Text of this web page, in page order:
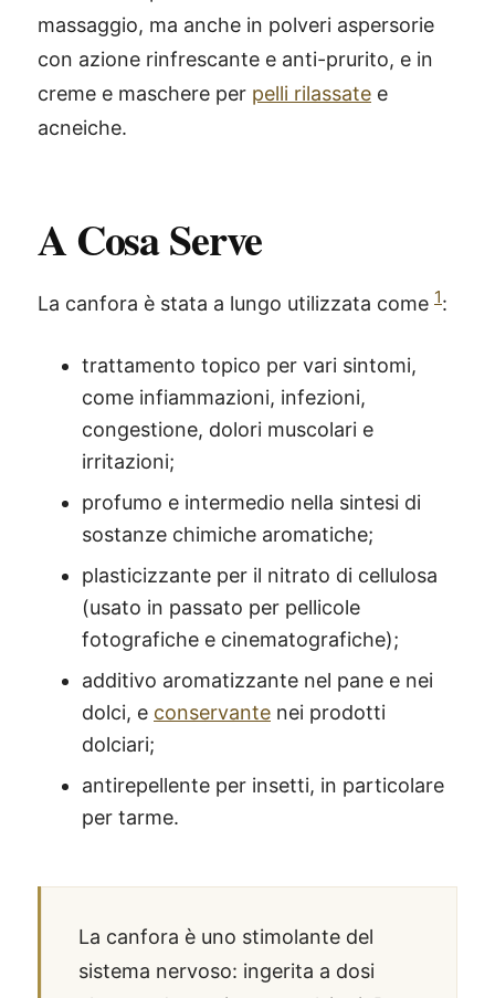
massaggio, ma anche in polveri aspersorie
con azione rinfrescante e anti-prurito, e in
creme e maschere per pelli rilassate e
acneiche.
A Cosa Serve
La canfora è stata a lungo utilizzata come 1:
trattamento topico per vari sintomi,
come infiammazioni, infezioni,
congestione, dolori muscolari e
irritazioni;
profumo e intermedio nella sintesi di
sostanze chimiche aromatiche;
plasticizzante per il nitrato di cellulosa
(usato in passato per pellicole
fotografiche e cinematografiche);
additivo aromatizzante nel pane e nei
dolci, e conservante nei prodotti
dolciari;
antirepellente per insetti, in particolare
per tarme.
La canfora è uno stimolante del
sistema nervoso: ingerita a dosi